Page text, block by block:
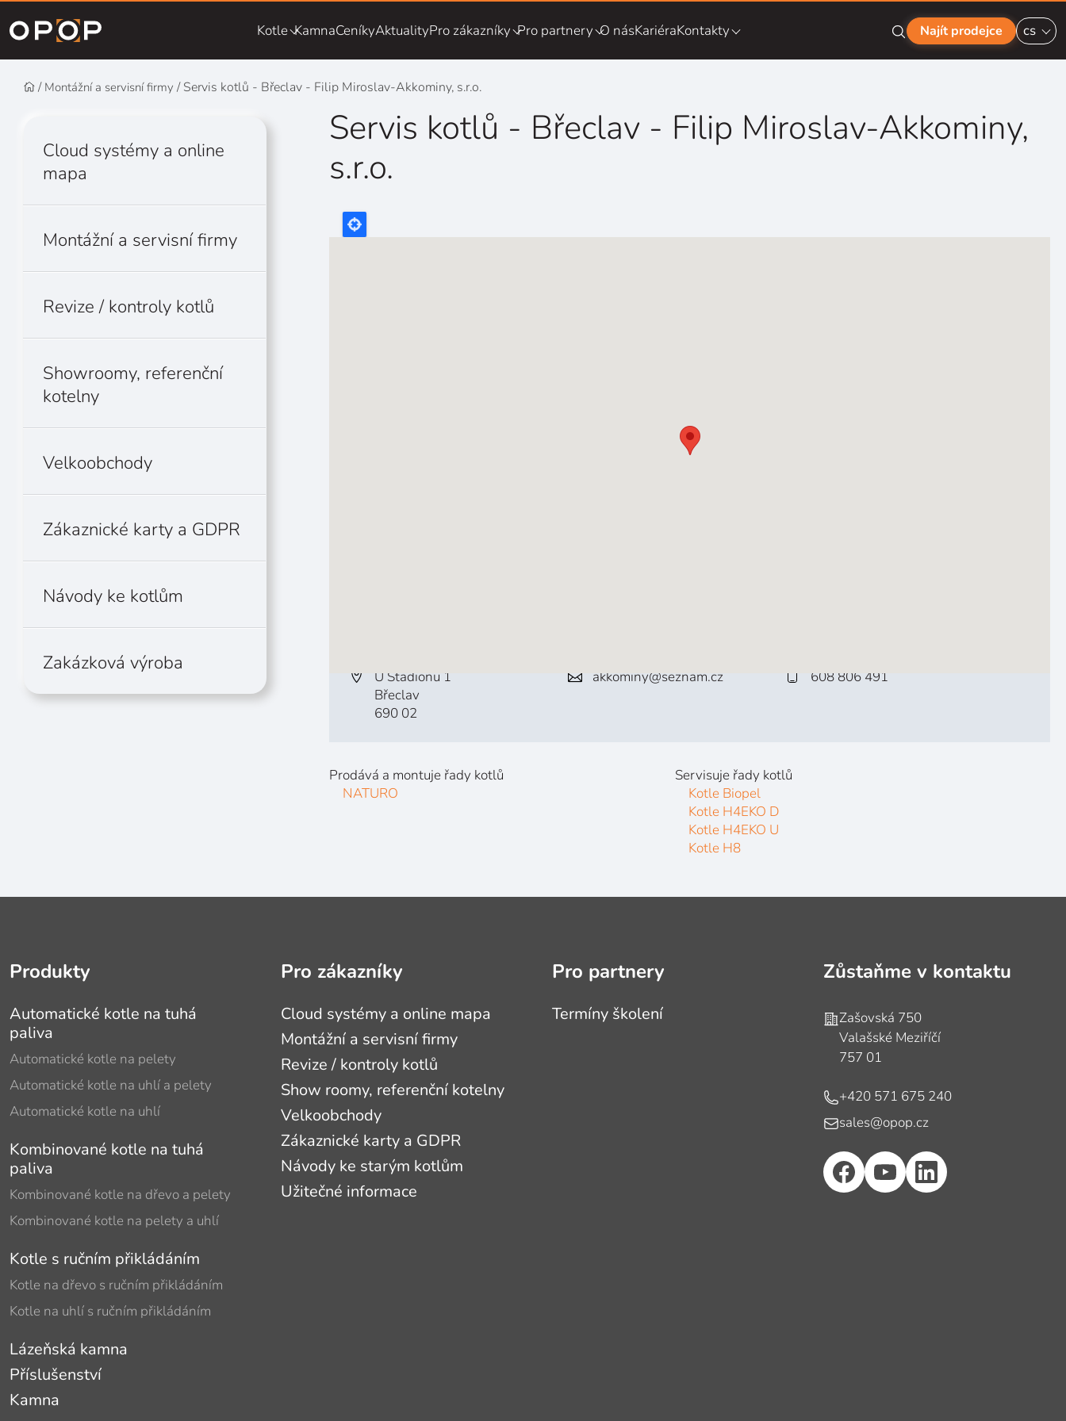
Kotle KamnaCeníkyAktualityPro zákazníky Pro partnery O násKariéraKontakty Najít prodejce cs
Montážní a servisní firmy Servis kotlů - Břeclav - Filip Miroslav-Akkominy, s.r.o.
Cloud systémy a online
mapa
Montážní a servisní firmy
Revize / kontroly kotlů
Showroomy, referenční
kotelny
Velkoobchody
Zákaznické karty a GDPR
Návody ke kotlům
Zakázková výroba
Servis kotlů - Břeclav - Filip Miroslav-Akkominy,
s.r.o.
U Stadionu 1
Břeclav
690 02
akkominy@seznam.cz 608 806 491
Prodává a montuje řady kotlů
NATURO
Servisuje řady kotlů
Kotle Biopel
Kotle H4EKO D
Kotle H4EKO U
Kotle H8
Produkty
Automatické kotle na tuhá
paliva
Automatické kotle na pelety
Automatické kotle na uhlí a pelety
Automatické kotle na uhlí
Kombinované kotle na tuhá
paliva
Kombinované kotle na dřevo a pelety
Kombinované kotle na pelety a uhlí
Kotle s ručním přikládáním
Kotle na dřevo s ručním přikládáním
Kotle na uhlí s ručním přikládáním
Lázeňská kamna
Příslušenství
Kamna
Pro zákazníky
Cloud systémy a online mapa
Montážní a servisní firmy
Revize / kontroly kotlů
Show roomy, referenční kotelny
Velkoobchody
Zákaznické karty a GDPR
Návody ke starým kotlům
Užitečné informace
Pro partnery
Termíny školení
Zůstaňme v kontaktu
Adresa
Zašovská 750
Valašské Meziříčí
757 01
Telefon
+420 571 675 240
E-mail
sales@opop.cz